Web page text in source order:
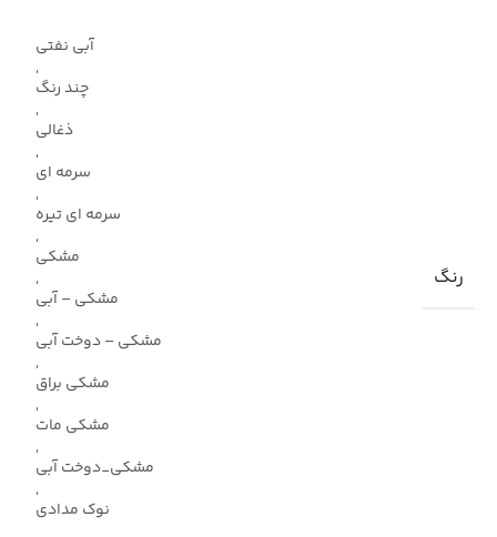
رنگ
آبی نفتی
,
چند رنگ
,
ذغالی
,
سرمه ای
,
سرمه ای تیره
,
مشکی
,
مشکی – آبی
,
مشکی – دوخت آبی
,
مشکی براق
,
مشکی مات
,
مشکی_دوخت آبی
,
نوک مدادی